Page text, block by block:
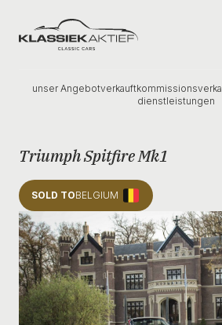
Klassiek Aktief
unser Angebotverkauft
dienstleistungen
Triumph Spitfire Mk1
SOLD TOBELGIUM